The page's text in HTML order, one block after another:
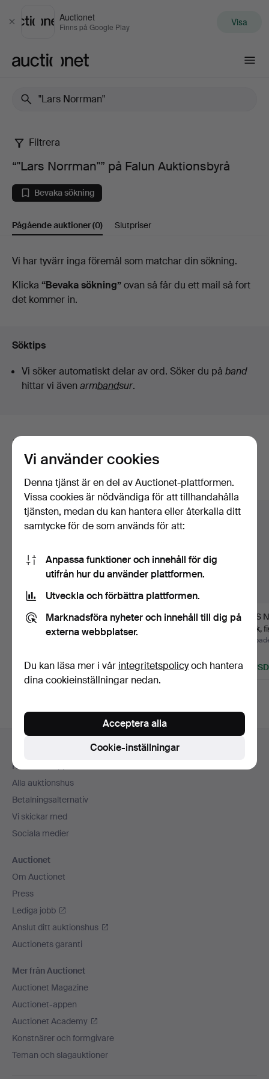
Stäng
Auctionet
Finns på Google Play Visa
“"Lars
Norrman"”
på
Falun
Auktionsbyrå
Filtrera
“"Lars Norrman"” på Falun Auktionsbyrå
Bevaka sökning
Pågående auktioner(0) Slutpriser
Pågående
auktioner
Vi har tyvärr inga föremål som matchar din sökning.
Klicka “Bevaka sökning”ovan så får du ett mail så fort
det kommer in.
Söktips
Vi söker automatiskt delar av ord. Söker du på band
hittar vi även armbandsur.
Här är föremål från vårt arkiv som
matchar din sökning
Visa alla föremål
LARS NORRMAN.
Landskap med figurer,
53 USD
LARS NORRMAN.
Tryck efter, naken
58 USD
LARS
Tryck,
32 USD
Sidfotsnavigation
Kontakta support
Alla auktionshus
Betalningsalternativ
Vi skickar med
Sociala medier
Auctionet
Om Auctionet
Press
Lediga jobb
Anslut ditt auktionshus
Auctionets garanti
Mer från Auctionet
Auctionet Magazine
Auctionet-appen
Auctionet Academy
Konstnärer och formgivare
Teman och slagauktioner
Vi använder cookies
Denna tjänst är en del av Auctionet-plattformen.
Vissa cookies är nödvändiga för att tillhandahålla
tjänsten, medan du kan hantera eller återkalla ditt
samtycke för de som används för att:
Anpassa funktioner och innehåll för dig
utifrån hur du använder plattformen.
Utveckla och förbättra plattformen.
Marknadsföra nyheter och innehåll till dig på
externa webbplatser.
Du kan läsa mer i vår integritetspolicyoch hantera
dina cookieinställningar nedan.
Cookie-inställningar
Acceptera alla